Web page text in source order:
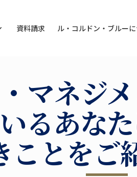
資料請求 ル・コルドン・ブルー
マネジ
るあな
ことをご